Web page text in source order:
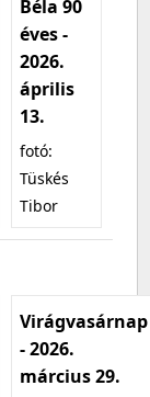
Béla 90
éves -
2026.
április
13.
fotó:
Tüskés
Tibor
Virágvasárnap
- 2026.
március 29.